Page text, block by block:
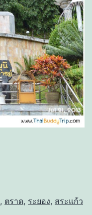
, ตราด, ระยอง, สระแก้ว